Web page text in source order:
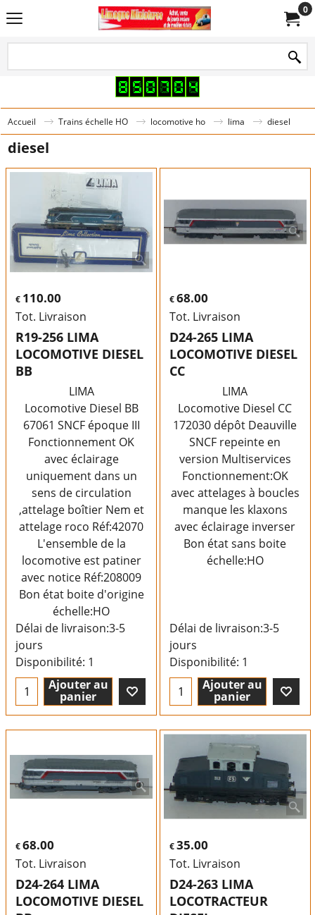
0
Accueil Trains échelle HO locomotive ho lima diesel
diesel
€ 110.00
Tot. Livraison
R19-256 LIMA
LOCOMOTIVE DIESEL
BB
LIMA
Locomotive Diesel BB
67061 SNCF époque III
Fonctionnement OK
avec éclairage
uniquement dans un
sens de circulation
,attelage boîtier Nem et
attelage roco Réf:42070
L'ensemble de la
locomotive est patiner
avec notice Réf:208009
Bon état boite d'origine
échelle:HO
Délai de livraison:3-5
jours
Disponibilité: 1
Ajouter au
panier
€68.00
Tot. Livraison
D24-265 LIMA
LOCOMOTIVE DIESEL
CC
LIMA
Locomotive Diesel CC
172030 dépôt Deauville
SNCF repeinte en
version Multiservices
Fonctionnement:OK
avec attelages à boucles
manque les klaxons
avec éclairage inverser
Bon état sans boite
échelle:HO
Délai de livraison:3-5
jours
Disponibilité: 1
Ajouter au
panier
€68.00
Tot. Livraison
D24-264 LIMA
LOCOMOTIVE DIESEL
€35.00
Tot. Livraison
D24-263 LIMA
LOCOTRACTEUR